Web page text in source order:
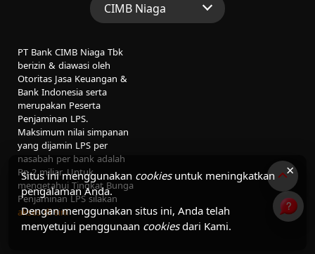
×
Situs ini menggunakan cookiesuntuk meningkatkan
pengalaman Anda.
Dengan menggunakan situs ini, Anda telah
menyetujui penggunaan cookiesdari Kami.
CIMB Niaga
Perbankan Konsumen
Perbankan Syariah
PT Bank CIMB Niaga Tbk
berizin & diawasi oleh
Otoritas Jasa Keuangan &
Bank Indonesia serta
merupakan Peserta
Penjaminan LPS.
Maksimum nilai simpanan
yang dijamin LPS per
nasabah per bank adalah
Rp 2 miliar. Untuk
mengetahui Tingkat Bunga
Penjaminan LPS silakan
akses di sini